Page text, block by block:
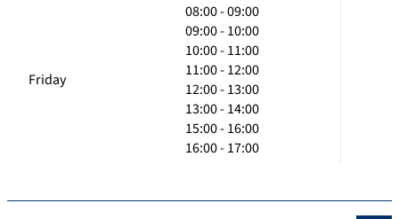
Friday
08:00 - 09:00
09:00 - 10:00
10:00 - 11:00
11:00 - 12:00
12:00 - 13:00
13:00 - 14:00
15:00 - 16:00
16:00 - 17:00